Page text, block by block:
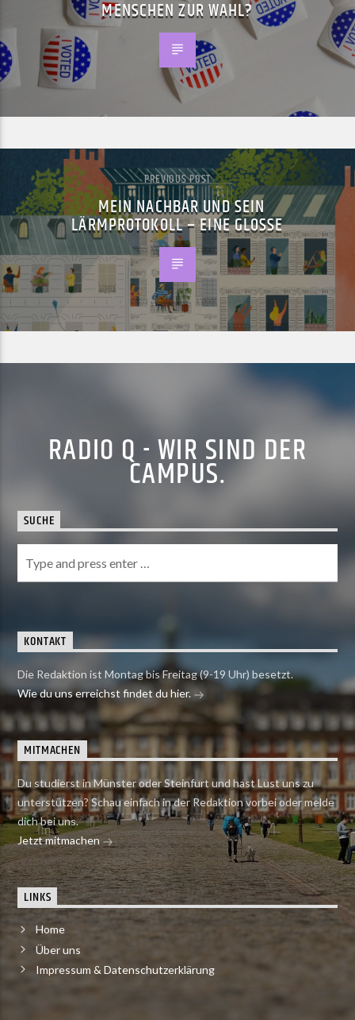
MENSCHEN ZUR WAHL?
PREVIOUS POST
MEIN NACHBAR UND SEIN
LÄRMPROTOKOLL – EINE GLOSSE
RADIO Q - WIR SIND DER
CAMPUS.
SUCHE
KONTAKT
Die Redaktion ist Montag bis Freitag (9-19 Uhr) besetzt.
Wie du uns erreichst findet du hier.
MITMACHEN
Du studierst in Münster oder Steinfurt und hast Lust uns zu
unterstützen? Schau einfach in der Redaktion vorbei oder melde
dich bei uns.
Jetzt mitmachen
LINKS
Home
Über uns
Impressum & Datenschutzerklärung